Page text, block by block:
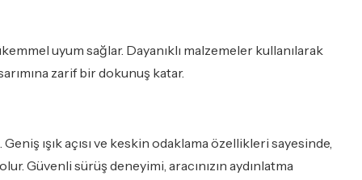
uyum sağlar. Dayanıklı malzemeler kullanılarak
zarif bir dokunuş katar.
ışık açısı ve keskin odaklama özellikleri sayesinde,
Güvenli sürüş deneyimi, aracınızın aydınlatma